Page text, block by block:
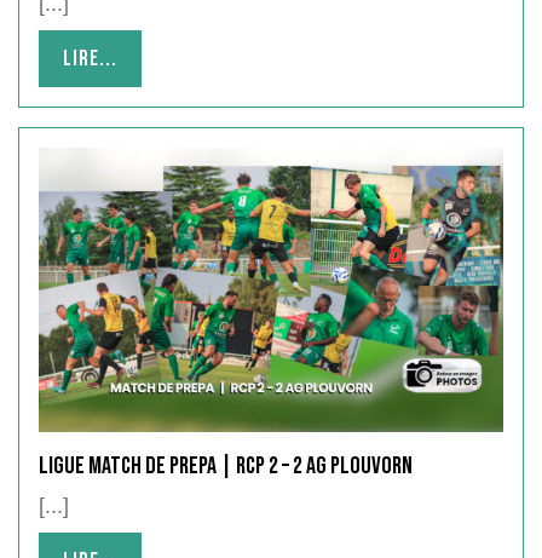
Lire...
LIGUE MATCH DE PREPA | RCP 2 – 2 AG PLOUVORN
[...]